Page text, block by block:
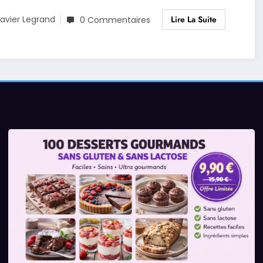
Legrand 0 Commentaires Lire La Suite